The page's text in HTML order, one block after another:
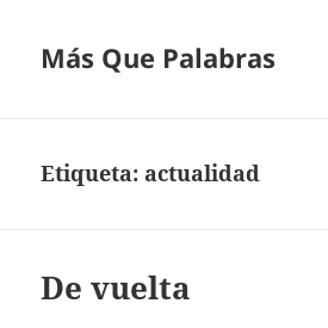
Más Que Palabras
Etiqueta: actualidad
De vuelta